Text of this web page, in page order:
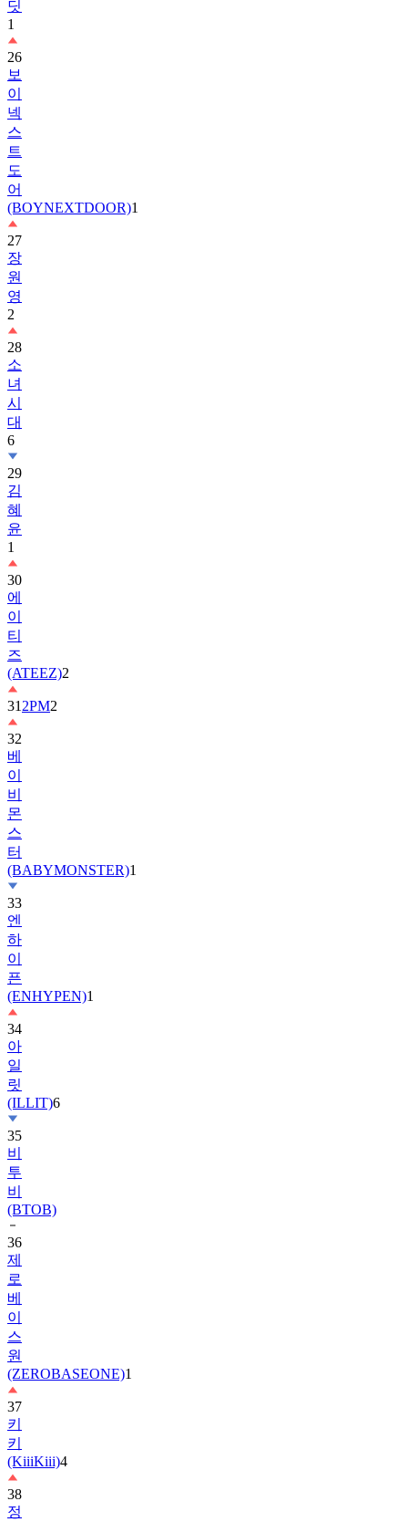
26
보
이
넥
스
트
도
어
(BOYNEXTDOOR)
27
장
원
영
2
28
소
녀
시
대
6
29
김
혜
윤
1
30
에
이
티
즈
(ATEEZ)
312PM2
32
베
이
비
몬
스
터
(BABYMONSTER)
33
엔
하
이
픈
(ENHYPEN)
34
아
일
릿
(ILLIT)
35
비
투
비
(BTOB)
36
제
로
베
이
스
원
(ZEROBASEONE)
37
키
키
(KiiiKiii)
38
정
해
인